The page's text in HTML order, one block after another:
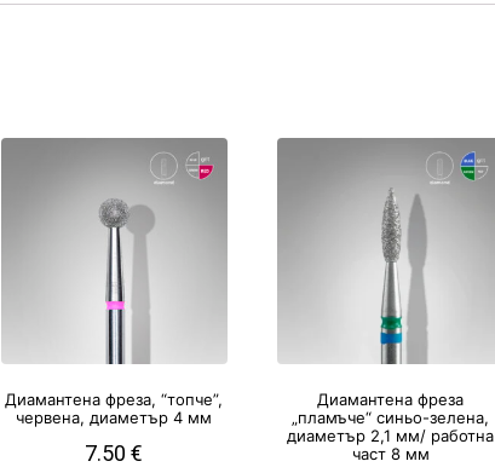
Диамантена фреза, “топче”,
червена, диаметър 4 мм
7.50€
Диамантена фреза
„пламъче“ синьо-зелена,
диаметър 2,1 мм/ работна
част 8 мм